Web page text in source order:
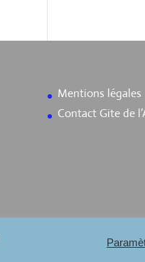
Mentions légales
Contact Gite de